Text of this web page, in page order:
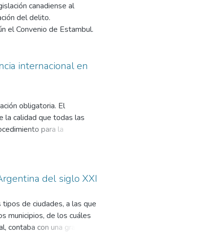
canadiense al
del delito.
el Convenio de Estambul.
internacional en
obligatoria. El
la calidad que todas las
para la
de carreras universitarias,
del título máximo
y la ausencia de la
muy positivos,
como disciplina
de los estudiantes a
profesional, la cual es
del siglo XXI
de ciudades, a las que
municipios, de los cuáles
con una gran
normas y de